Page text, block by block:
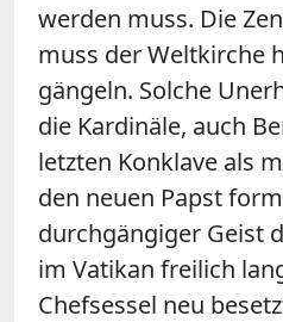
werden muss. Die
muss der Weltkirche
gängeln. Solche
die Kardinäle, auch
letzten Konklave als
den neuen Papst
durchgängiger Geist
im Vatikan freilich
Chefsessel neu